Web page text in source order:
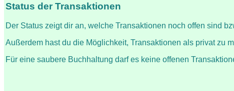
Status der Transaktionen
Der Status zeigt dir an, welche Transaktionen noch offen sind
Außerdem hast du die Möglichkeit, Transaktionen als privat zu
Für eine saubere Buchhaltung darf es keine offenen